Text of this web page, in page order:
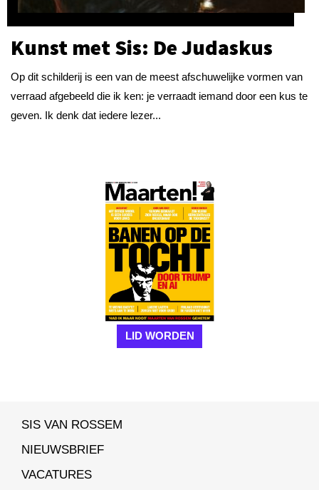
Kunst met Sis: De Judaskus
Op dit schilderij is een van de meest afschuwelijke vormen van
verraad afgebeeld die ik ken: je verraadt iemand door een kus te
geven. Ik denk dat iedere lezer...
LID WORDEN
SIS VAN ROSSEM
NIEUWSBRIEF
VACATURES